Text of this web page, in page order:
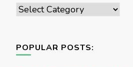
Categories
POPULAR POSTS: